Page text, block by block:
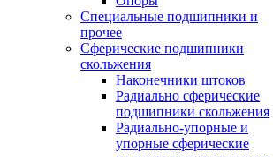
Специальные подшипники и
прочее
Сферические подшипники
скольжения
Наконечники штоков
Радиально сферические
подшипники скольжения
Радиально-упорные и
упорные сферические